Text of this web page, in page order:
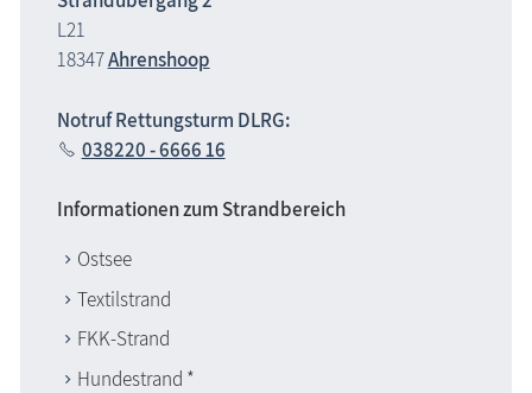
L21
18347Ahrenshoop
Notruf Rettungsturm DLRG:
038220 - 6666 16
Informationen zum Strandbereich
Ostsee
Textilstrand
FKK-Strand
Hundestrand *